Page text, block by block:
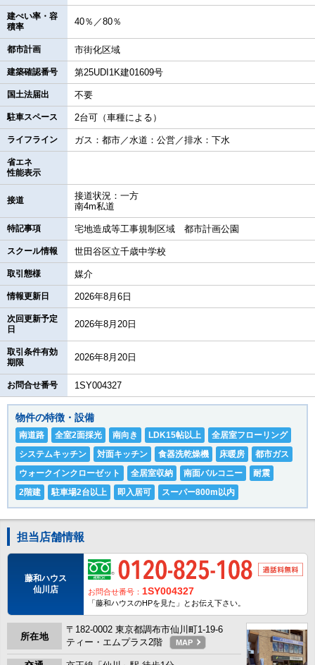
建ぺい率・容
積率
40％／80％
都市計画 市街化区域
建築確認番号 第25UDI1K建01609号
国土法届出 不要
駐車スペース 2台可（車種による）
ライフライン ガス：都市／水道：公営／排水：下水
省エネ
性能表示
接道
接道状況：一方
南4m私道
特記事項 宅地造成等工事規制区域 都市計画公園
スクール情報 世田谷区立千歳中学校
取引態様 媒介
情報更新日 2026年8月6日
次回更新予定
日
2026年8月20日
取引条件有効
期限
2026年8月20日
お問合せ番号 1SY004327
物件の特徴・設備
南道路 全室2面採光 南向き LDK15帖以上
全居室フローリング
システムキッチン
対面キッチン 食器洗乾燥機 床暖房
都市ガス
ウォークインクローゼット
全居室収納 南面バルコニー
耐震
2階建
駐車場2台以上 即入居可 スーパー800m以内
担当店舗情報
藤和ハウス
仙川店
お問合せ番号： 1SY004327
「藤和ハウスのHPを見た」とお伝え下さい。
所在地
〒182-0002 東京都調布市仙川町1-19-6
ティー・エムプラス2階
MAP